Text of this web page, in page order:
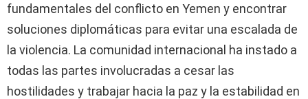
fundamentales del conflicto en Yemen y encontrar
soluciones diplomáticas para evitar una escalada de
la violencia. La comunidad internacional ha instado a
todas las partes involucradas a cesar las
hostilidades y trabajar hacia la paz y la estabilidad en